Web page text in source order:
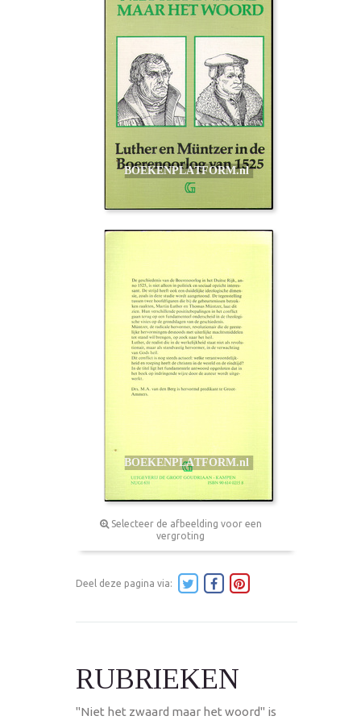
Selecteer de afbeelding voor een
vergroting
Deel deze pagina via:
RUBRIEKEN
"Niet het zwaard maar het woord" is